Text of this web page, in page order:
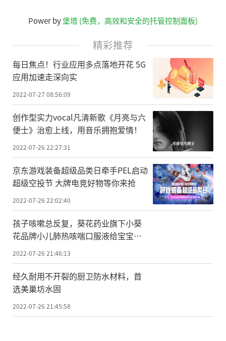
Power by堡塔 (免费，高效和安全的托管控制面板)
精彩推荐
每日焦点！行业应用多点落地开花 5G
应用加速走深向实
2022-07-27 08:56:09
创作型实力vocal凡清新歌《月亮与六
便士》治愈上线，用音乐拥抱爱情！
2022-07-26 22:27:31
京东游戏装备超级品类日牵手PEL启动
超级空投节 大牌电竞好物等你来抢
2022-07-26 22:02:40
孩子咳嗽总反复，葵花药业旗下小葵
花品牌小儿肺热咳喘口服液给宝宝温
暖呵护
2022-07-26 21:46:13
经久耐用不开裂的厨卫防水材料，首
选美巢坊水固
2022-07-26 21:45:58